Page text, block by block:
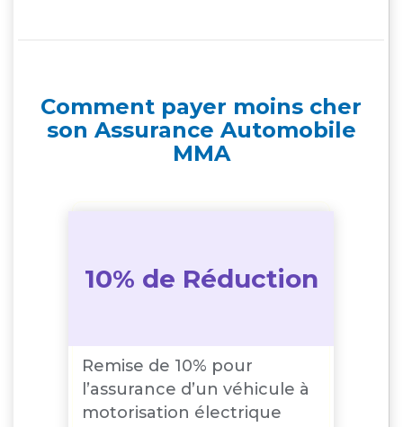
Comment payer moins cher
son Assurance Automobile
MMA
10% de Réduction
Remise de 10% pour
l’assurance d’un véhicule à
motorisation électrique